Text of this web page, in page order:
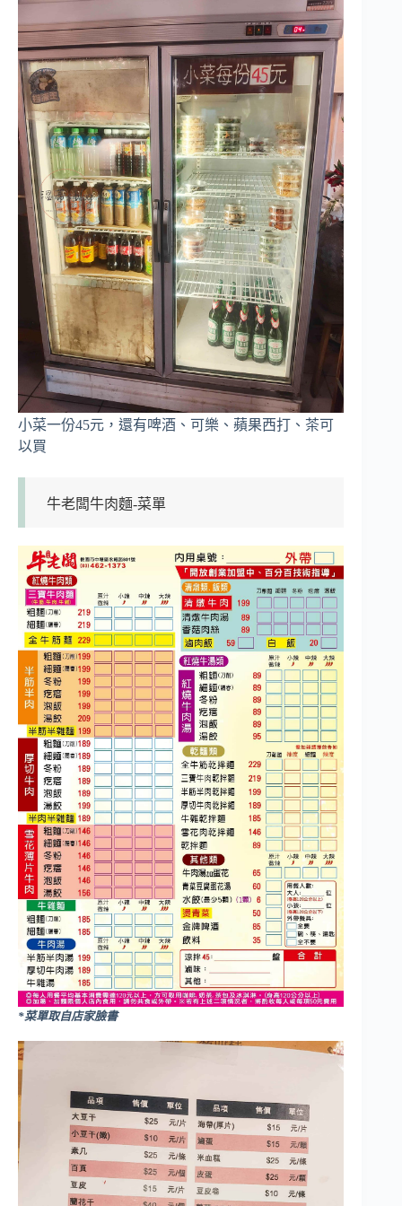
小菜一份45元，還有啤酒、可樂、蘋果西打、茶可
以買
牛老闆牛肉麵-菜單
*菜單取自店家臉書